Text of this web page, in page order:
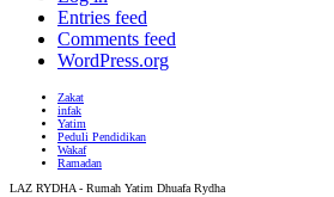
Entries feed
Comments feed
WordPress.org
Zakat
infak
Yatim
Peduli Pendidikan
Wakaf
Ramadan
LAZ RYDHA - Rumah Yatim Dhuafa Rydha